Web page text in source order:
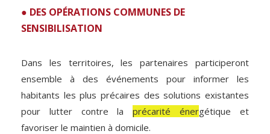
● DES OPÉRATIONS COMMUNES DE
SENSIBILISATION
Dans les territoires, les partenaires participeront
ensemble à des événements pour informer les
habitants les plus précaires des solutions existantes
pour lutter contre laprécarité énergétique et
favoriser le maintien à domicile.